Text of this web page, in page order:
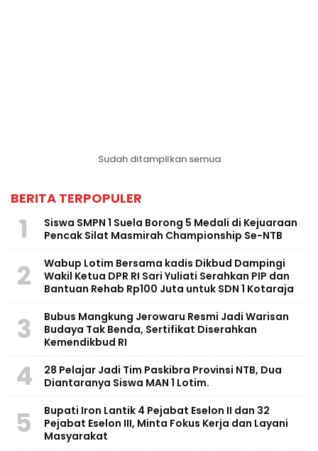
Sudah ditampilkan semua
BERITA TERPOPULER
1
Siswa SMPN 1 Suela Borong 5 Medali di Kejuaraan
Pencak Silat Masmirah Championship Se-NTB
2
Wabup Lotim Bersama kadis Dikbud Dampingi
Wakil Ketua DPR RI Sari Yuliati Serahkan PIP dan
Bantuan Rehab Rp100 Juta untuk SDN 1 Kotaraja
3
Bubus Mangkung Jerowaru Resmi Jadi Warisan
Budaya Tak Benda, Sertifikat Diserahkan
Kemendikbud RI
4
28 Pelajar Jadi Tim Paskibra Provinsi NTB, Dua
Diantaranya Siswa MAN 1 Lotim.
5
Bupati Iron Lantik 4 Pejabat Eselon II dan 32
Pejabat Eselon III, Minta Fokus Kerja dan Layani
Masyarakat